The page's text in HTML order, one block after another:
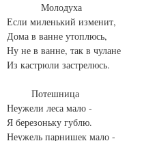
Молодуха
Если миленький изменит,
Дома в ванне утоплюсь,
Ну не в ванне, так в чулане
Из кастрюли застрелюсь.
Потешница
Неужели леса мало -
Я березоньку гублю.
Неужель парнишек мало -